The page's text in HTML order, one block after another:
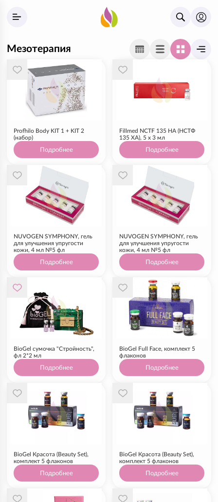
Мезотерапия
Profhilo Body KIT 1 + KIT 2
(набор)
Подробнее
Fillmed NCTF 135 HA (НСТФ
135 ХА), 5 х 3 мл
Подробнее
NUVOGEN SYMPHONY, гель
для улучшения упругости
кожи, 4 мл №5 фл
Подробнее
NUVOGEN SYMPHONY, гель
для улучшения упругости
кожи, 4 мл №5 фл
Подробнее
BioGel сумочка "Стройность",
фл 2*2 мл
Подробнее
BioGel Full Face, комплект 5
флаконов
Подробнее
BioGel Красота (Beauty Set),
комплект 5 флаконов
Подробнее
BioGel Красота (Beauty Set),
комплект 5 флаконов
Подробнее